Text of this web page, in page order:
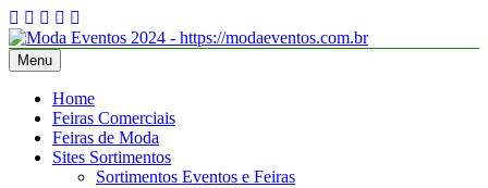
Skip
to
content
Moda Eventos 2026 – Desfiles de Moda 2026 – Feiras de Moda
2026
Moda Eventos 2026 – Moda Eventos no Brasil 2026 – Desfiles de
Moda 2026 – Feiras de Moda 2026 – Feiras de Moda no Brasil 2026
– Moda Eventos 2026 – Feiras de Moda Calçados 2026 – Feiras de
Moda Íntima 2026
Menu
Home
Feiras Comerciais
Feiras de Moda
Sites Sortimentos
Sortimentos Eventos e Feiras